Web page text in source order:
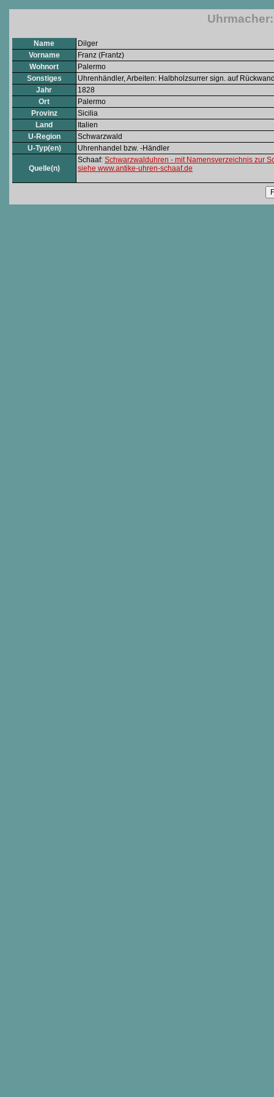
Name
Dilger
Vorname
Franz (Frantz)
Wohnort
Palermo
Sonstiges
Uhrenhändler, Arbeiten: Halbholzsurrer sign. auf
Jahr
1828
Ort
Palermo
Provinz
Sicilia
Land
Italien
U-Region
Schwarzwald
U-Typ(en)
Uhrenhandel bzw. -Händler
Quelle(n)
Schaaf: Schwarzwalduhren - mit Namensverzeichnis zur
siehe www.antike-uhren-schaaf.de